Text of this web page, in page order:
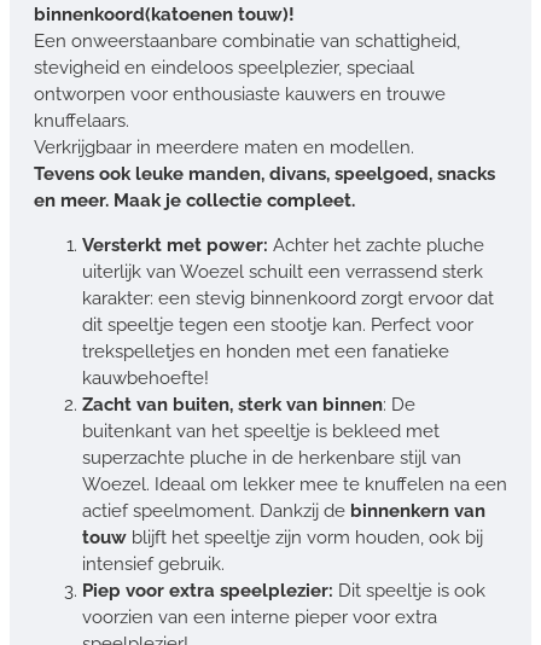
binnenkoord(katoenen touw)!
Een onweerstaanbare combinatie van schattigheid,
stevigheid en eindeloos speelplezier, speciaal
ontworpen voor enthousiaste kauwers en trouwe
knuffelaars.
Verkrijgbaar in meerdere maten en modellen.
Tevens ook leuke manden, divans, speelgoed, snacks
en meer. Maak je collectie compleet.
Versterkt met power: Achter het zachte pluche
uiterlijk van Woezel schuilt een verrassend sterk
karakter: een stevig binnenkoord zorgt ervoor dat
dit speeltje tegen een stootje kan. Perfect voor
trekspelletjes en honden met een fanatieke
kauwbehoefte!
Zacht van buiten, sterk van binnen: De
buitenkant van het speeltje is bekleed met
superzachte pluche in de herkenbare stijl van
Woezel. Ideaal om lekker mee te knuffelen na een
actief speelmoment. Dankzij de binnenkern van
touw blijft het speeltje zijn vorm houden, ook bij
intensief gebruik.
Piep voor extra speelplezier: Dit speeltje is ook
voorzien van een interne pieper voor extra